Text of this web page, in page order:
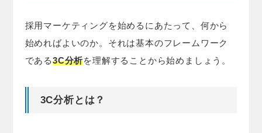
採用マーケティングを始めるにあたって、何から
始めればよいのか。それは基本のフレームワーク
である3C分析を理解することから始めましょう。
3C分析とは？